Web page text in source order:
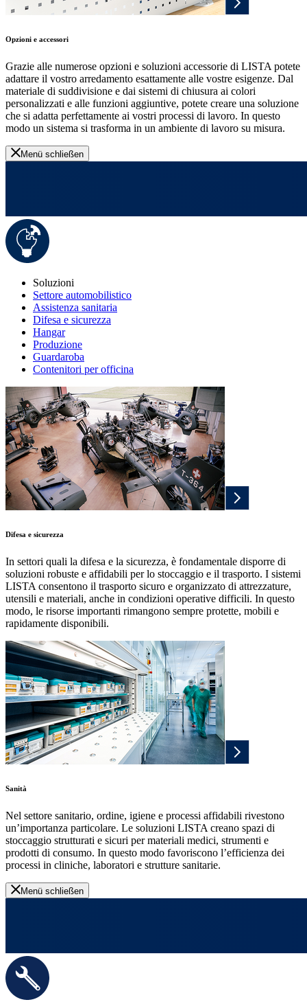
Opzioni e accessori
Grazie alle numerose opzioni e soluzioni accessorie di LISTA potete
adattare il vostro arredamento esattamente alle vostre esigenze. Dal
materiale di suddivisione e dai sistemi di chiusura ai colori
personalizzati e alle funzioni aggiuntive, potete creare una soluzione
che si adatta perfettamente ai vostri processi di lavoro. In questo
modo un sistema si trasforma in un ambiente di lavoro su misura.
Menü schließen
Soluzioni
Settore automobilistico
Assistenza sanitaria
Difesa e sicurezza
Hangar
Produzione
Guardaroba
Contenitori per officina
Difesa e sicurezza
In settori quali la difesa e la sicurezza, è fondamentale disporre di
soluzioni robuste e affidabili per lo stoccaggio e il trasporto. I sistemi
LISTA consentono il trasporto sicuro e organizzato di attrezzature,
utensili e materiali, anche in condizioni operative difficili. In questo
modo, le risorse importanti rimangono sempre protette, mobili e
rapidamente disponibili.
Sanità
Nel settore sanitario, ordine, igiene e processi affidabili rivestono
un’importanza particolare. Le soluzioni LISTA creano spazi di
stoccaggio strutturati e sicuri per materiali medici, strumenti e
prodotti di consumo. In questo modo favoriscono l’efficienza dei
processi in cliniche, laboratori e strutture sanitarie.
Menü schließen